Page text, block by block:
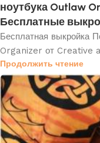
ноутбука Outlaw
Бесплатные
Бесплатная выкройка
Organizer от Creative
Продолжить чтение